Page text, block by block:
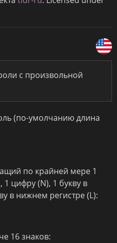
с произвольной
(по-умолчанию длина
по крайней мере 1
цифру (N), 1 букву в
в нижнем регистре (L):
16 знаков: